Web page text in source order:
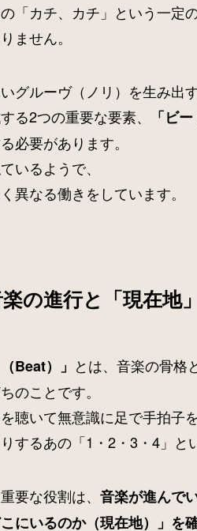
「カチ、カチ」という一定
ません。
グルーヴ（ノリ）を生み出す
る2つの重要な要素、
「ビ
必要があります。
いるようで、
異なる働きをしています。
の進行と「現在地
Beat）」 とは、音楽の骨格
のことです。
聴いて無意識に足で手拍子を
するあの「1・2・3・4」と
要な役割は、 音楽が進んで
こにいるのか（現在地）」を